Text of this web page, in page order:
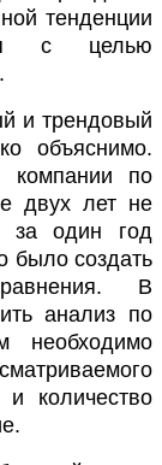
тенденции
с целью
и трендовый
объяснимо.
компании по
двух лет не
за один год
было создать
В
анализ по
и количество